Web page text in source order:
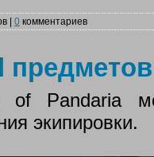
| 0 комментариев
Pandaria
экипировки.